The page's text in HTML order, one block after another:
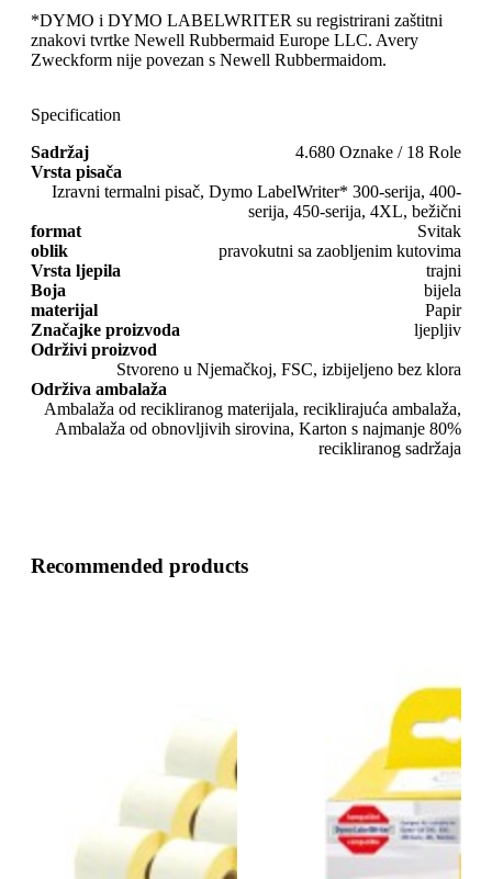
*DYMO i DYMO LABELWRITER su registrirani zaštitni
znakovi tvrtke Newell Rubbermaid Europe LLC. Avery
Zweckform nije povezan s Newell Rubbermaidom.
Specification
Sadržaj
4.680 Oznake / 18 Role
Vrsta pisača
Izravni termalni pisač, Dymo LabelWriter* 300-serija, 400-
serija, 450-serija, 4XL, bežični
format
Svitak
oblik
pravokutni sa zaobljenim kutovima
Vrsta ljepila
trajni
Boja
bijela
materijal
Papir
Značajke proizvoda
ljepljiv
Održivi proizvod
Stvoreno u Njemačkoj, FSC, izbijeljeno bez klora
Održiva ambalaža
Ambalaža od recikliranog materijala, reciklirajuća ambalaža,
Ambalaža od obnovljivih sirovina, Karton s najmanje 80%
recikliranog sadržaja
Recommended products